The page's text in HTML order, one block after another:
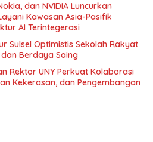
dan NVIDIA Luncurkan
Kawasan Asia-Pasifik
AI Terintegerasi
Sulsel Optimistis Sekolah Rakyat
Berdaya Saing
Rektor UNY Perkuat Kolaborasi
Kekerasan, dan Pengembangan